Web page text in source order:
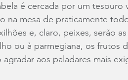
é cercada por um tesouro
na mesa de praticamente
e, claro, peixes, serão
ou à parmegiana, os frutos
aos paladares mais